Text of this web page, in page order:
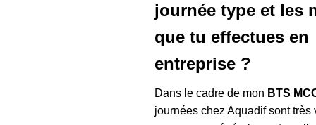
journée type et les
que tu effectues en
entreprise ?
Dans le cadre de mon BTS
journées chez Aquadif sont très